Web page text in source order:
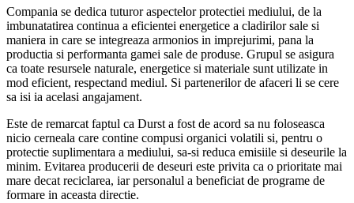
Compania se dedica tuturor aspectelor protectiei mediului, de la
imbunatatirea continua a eficientei energetice a cladirilor sale si
maniera in care se integreaza armonios in imprejurimi, pana la
productia si performanta gamei sale de produse. Grupul se asigura
ca toate resursele naturale, energetice si materiale sunt utilizate in
mod eficient, respectand mediul. Si partenerilor de afaceri li se cere
sa isi ia acelasi angajament.
Este de remarcat faptul ca Durst a fost de acord sa nu foloseasca
nicio cerneala care contine compusi organici volatili si, pentru o
protectie suplimentara a mediului, sa-si reduca emisiile si deseurile la
minim. Evitarea producerii de deseuri este privita ca o prioritate mai
mare decat reciclarea, iar personalul a beneficiat de programe de
formare in aceasta directie.